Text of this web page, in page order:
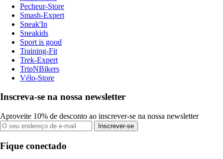
Pecheur-Store
Smash-Expert
Sneak'In
Sneakids
Sport is good
Training-Fit
Trek-Expert
TripNBikers
Vélo-Store
Inscreva-se na nossa newsletter
Aproveite 10% de desconto ao inscrever-se na nossa newsletter
Inscrever-se
Fique conectado